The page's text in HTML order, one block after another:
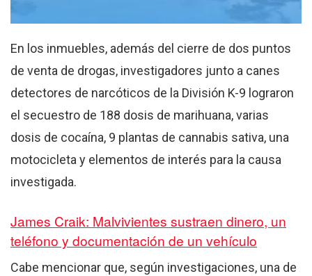
En los inmuebles, además del cierre de dos puntos
de venta de drogas, investigadores junto a canes
detectores de narcóticos de la División K-9 lograron
el secuestro de 188 dosis de marihuana, varias
dosis de cocaína, 9 plantas de cannabis sativa, una
motocicleta y elementos de interés para la causa
investigada.
James Craik: Malvivientes sustraen dinero, un
teléfono y documentación de un vehículo
Cabe mencionar que, según investigaciones, una de